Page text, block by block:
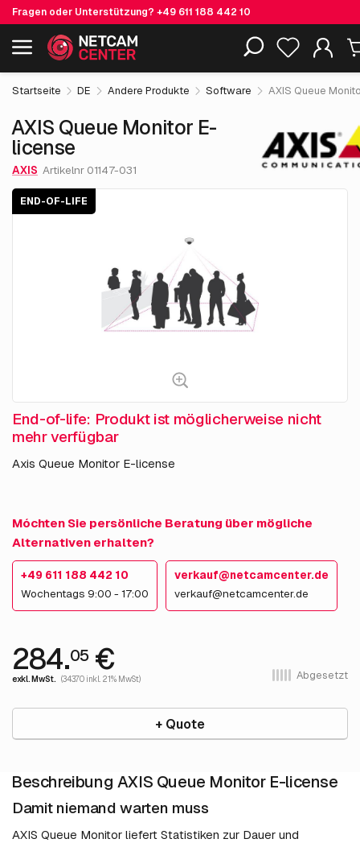
Fragen oder Unterstützung? +49 611 188 442 10
Einschließlich EOL-Produkte
AXIS Queue Monitor E-license End-of-life 284.05 €
exkl. MwSt.
Startseite DE Andere Produkte Software AXIS Queue
AXIS Queue Monitor E-
license
AXIS Artikelnr 01147-031
END-OF-LIFE
End-of-life: Produkt ist möglicherweise nicht
mehr verfügbar
Axis Queue Monitor E-license
Móchten Sie persönliche Beratung über mögliche
Alternativen erhalten?
+49 611 188 442 10
Wochentags 9:00 - 17:00
verkauf@netcamcenter.de
verkauf@netcamcenter.de
284.05€
exkl. MwSt. (343.70 inkl. 21% MwSt) Abgesetzt
+ Quote
Beschreibung AXIS Queue Monitor E-license
Damit niemand warten muss
AXIS Queue Monitor liefert Statistiken zur Dauer und